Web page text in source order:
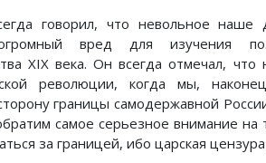
говорил, что невольное наше
вред для изучения
XIX века. Он всегда отмечал,
революции, когда мы,
границы самодержавной
самое серьезное внимание
за границей, ибо царская